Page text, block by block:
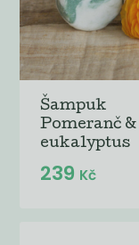
Šampuk
Pomeranč &
eukalyptus
239 Kč